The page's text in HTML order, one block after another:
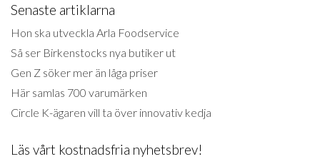
Senaste artiklarna
Hon ska utveckla Arla Foodservice
Så ser Birkenstocks nya butiker ut
Gen Z söker mer än låga priser
Här samlas 700 varumärken
Circle K-ägaren vill ta över innovativ kedja
Läs vårt kostnadsfria nyhetsbrev!